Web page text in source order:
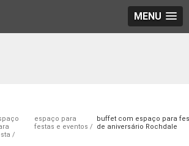
MENU
espaço para
festas e eventos
buffet com espaço para
de aniversário Rochdale